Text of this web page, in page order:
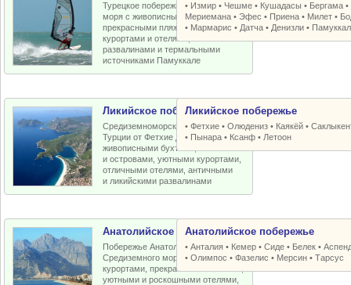
Турецкое побережье Эгейского
моря с живописными бухтами,
прекрасными пляжами, отличными
курортами и отелями, античными
развалинами и термальными
источниками Памуккале
• Измир • Чешме • Кушадасы • Бергама •
Мериемана •Эфес • Приена • Милет •
• Мармарис • Датча • Денизли •
Ликийское побережье
Средиземноморское побережье
Турции от Фетхие до Кемера с
живописными бухтами, пляжами
и островами, уютными курортами,
отличными отелями, античными
и ликийскими развалинами
Ликийское побережье
•Фетхие •Олюдениз • Каякёй •
• Пынара • Ксанф • Летоон
Анатолийское побережье
Побережье Анатолийской бухты
Средиземного моря с отличными
курортами, прекрасными пляжами,
уютными и роскошными отелями,
Анатолийское побережье
•Анталия • Кемер •Сиде • Белек •
•Олимпос •Фазелис • Мерсин •Тарсус